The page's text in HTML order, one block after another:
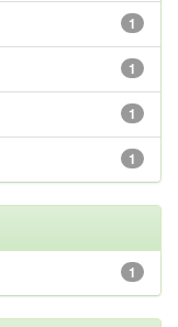
1
1
1
1
1